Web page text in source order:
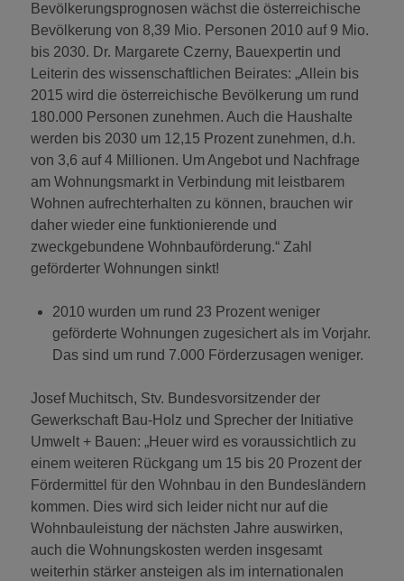
Bevölkerungsprognosen wächst die österreichische
Bevölkerung von 8,39 Mio. Personen 2010 auf 9 Mio.
bis 2030. Dr. Margarete Czerny, Bauexpertin und
Leiterin des wissenschaftlichen Beirates: „Allein bis
2015 wird die österreichische Bevölkerung um rund
180.000 Personen zunehmen. Auch die Haushalte
werden bis 2030 um 12,15 Prozent zunehmen, d.h.
von 3,6 auf 4 Millionen. Um Angebot und Nachfrage
am Wohnungsmarkt in Verbindung mit leistbarem
Wohnen aufrechterhalten zu können, brauchen wir
daher wieder eine funktionierende und
zweckgebundene Wohnbauförderung.“ Zahl
geförderter Wohnungen sinkt!
2010 wurden um rund 23 Prozent weniger
geförderte Wohnungen zugesichert als im Vorjahr.
Das sind um rund 7.000 Förderzusagen weniger.
Josef Muchitsch, Stv. Bundesvorsitzender der
Gewerkschaft Bau-Holz und Sprecher der Initiative
Umwelt + Bauen: „Heuer wird es voraussichtlich zu
einem weiteren Rückgang um 15 bis 20 Prozent der
Fördermittel für den Wohnbau in den Bundesländern
kommen. Dies wird sich leider nicht nur auf die
Wohnbauleistung der nächsten Jahre auswirken,
auch die Wohnungskosten werden insgesamt
weiterhin stärker ansteigen als im internationalen